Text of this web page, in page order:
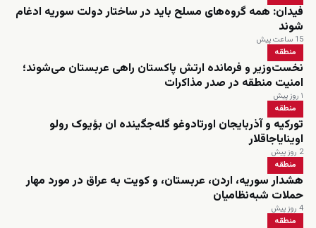
فیدان: همه گروه‌های مسلح باید در ساختار دولت سوریه ادغام
شوند
15 ساعت پیش
منطقه
نخست‌وزیر و فرمانده ارتش پاکستان راهی عربستان می‌شوند؛
امنیت منطقه در صدر مذاکرات
۱ روز پیش
منطقه
تورکیه و آذربایجان اورتادوغو گله‌جگینده ان بؤیوک رولو
اوینایاجاقلار
2 روز پیش
منطقه
هشدار سوریه، اردن، عربستان، و کویت به عراق در مورد مهار
حملات شبه‌نظامیان
4 روز پیش
منطقه